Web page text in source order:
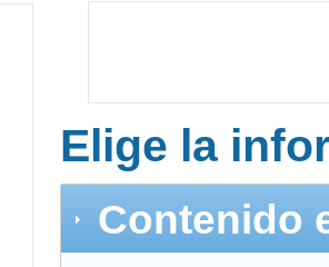
Elige la
Contenido